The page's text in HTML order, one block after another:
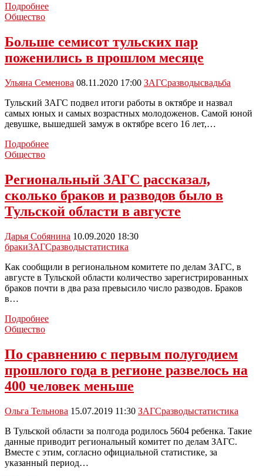
ПодробнееВ
браков
Общество
Больше семисот тульских пар
поженились в прошлом месяце
Ульяна Семенова 08.11.2020 17:00 ЗАГСразводысвадьба
Тульский ЗАГС подвел итоги работы в октябре и назвал
самых юных и самых возрастных молодоженов. Самой юной
девушке, вышедшей замуж в октябре всего 16 лет,…
ПодробнееБольше
поженились
в
прошлом
месяце
Общество
Региональный ЗАГС рассказал,
сколько браков и разводов было в
Тульской области в августе
Дарья Собянина 10.09.2020 18:30
бракиЗАГСразводыстатистика
Как сообщили в региональном комитете по делам ЗАГС, в
августе в Тульской области количество зарегистрированных
браков почти в два раза превысило число разводов. Браков
в…
ПодробнееРегиональный
браков
и
было
Тульской
в
августе
Общество
По сравнению с первым полугодием
прошлого года в регионе развелось на
400 человек меньше
Ольга Тельнова 15.07.2019 11:30 ЗАГСразводыстатистика
В Тульской области за полгода родилось 5604 ребенка. Такие
данные приводит региональный комитет по делам ЗАГС.
Вместе с этим, согласно официальной статистике, за
указанный период…